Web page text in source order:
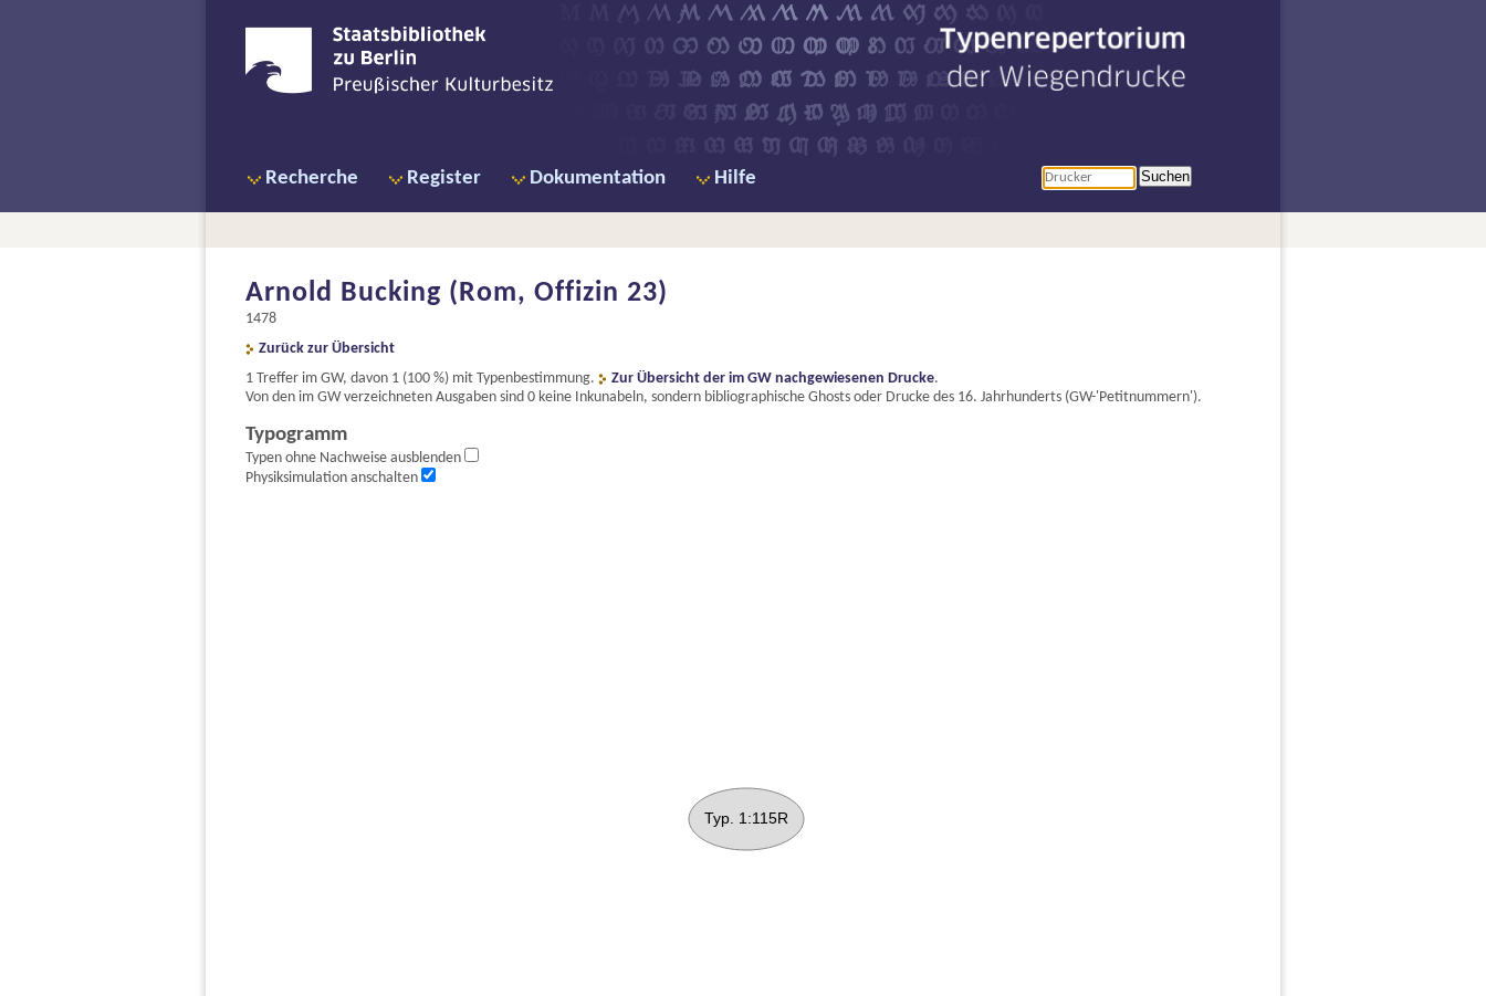
Typenrepertorium
der Wiegendrucke
Recherche Register Dokumentation Hilfe Suchen
Arnold Bucking (Rom, Offizin 23)
1478
Zurück zur Übersicht
1 Treffer im GW, davon 1 (100 %) mit Typenbestimmung.
Zur Übersicht der im GW nachgewiesenen Drucke.
Von den im GW verzeichneten Ausgaben sind 0 keine Inkunabeln, sondern bibliographische Ghosts oder Drucke des 16. Jahrhunderts (GW-'Petitnummern').
Typogramm
Typen ohne Nachweise ausblenden
Physiksimulation anschalten